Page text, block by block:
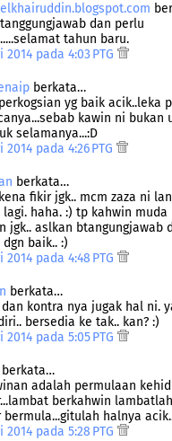
dan perlu
tahun baru.
2014 pada 4:03 PTG
berkata…
yg baik acik..leka
kawin ni bukan
selamanya...:D
2014 pada 4:26 PTG
berkata…
fikir jgk.. mcm zaza ni
lagi. haha. :) tp kahwin
jgk.. aslkan btangungjawab
baik.. :)
2014 pada 4:48 PTG
berkata…
kontra nya jugak hal ni.
bersedia ke tak.. kan? :)
2014 pada 5:05 PTG
berkata…
adalah permulaan
berkahwin
bermula...gitulah halnya
2014 pada 5:28 PTG